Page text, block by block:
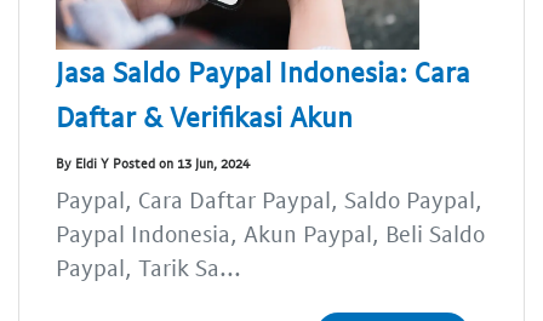
Jasa Saldo Paypal Indonesia: Cara
Daftar & Verifikasi Akun
By Eldi Y Posted on 13 Jun, 2024
Paypal, Cara Daftar Paypal, Saldo Paypal,
Paypal Indonesia, Akun Paypal, Beli Saldo
Paypal, Tarik Sa...